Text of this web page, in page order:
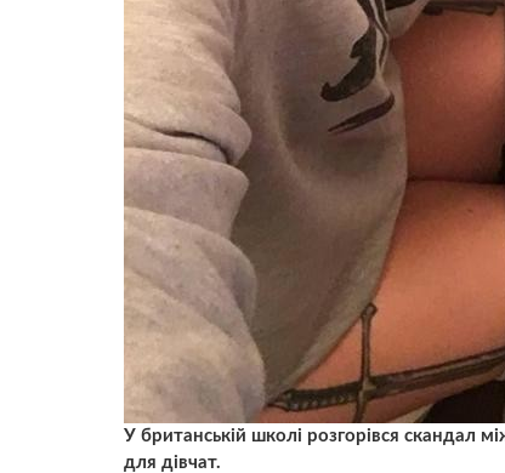
У британській школі розгорівся скандал
для дівчат.